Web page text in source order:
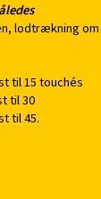
lodtrækning
til 15 touchés
til 30
til 45.